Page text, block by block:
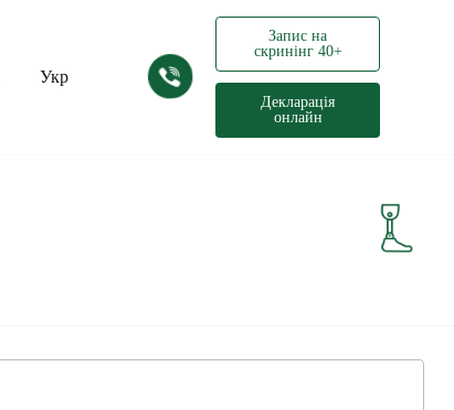
Укр
Запис на
скринінг 40+
Декларація
онлайн